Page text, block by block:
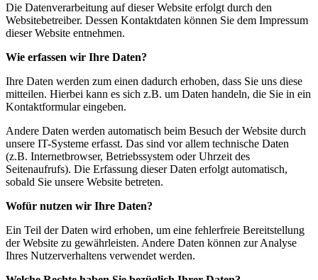
Die Datenverarbeitung auf dieser Website erfolgt durch den
Websitebetreiber. Dessen Kontaktdaten können Sie dem Impressum
dieser Website entnehmen.
Wie erfassen wir Ihre Daten?
Ihre Daten werden zum einen dadurch erhoben, dass Sie uns diese
mitteilen. Hierbei kann es sich z.B. um Daten handeln, die Sie in ein
Kontaktformular eingeben.
Andere Daten werden automatisch beim Besuch der Website durch
unsere IT-Systeme erfasst. Das sind vor allem technische Daten
(z.B. Internetbrowser, Betriebssystem oder Uhrzeit des
Seitenaufrufs). Die Erfassung dieser Daten erfolgt automatisch,
sobald Sie unsere Website betreten.
Wofür nutzen wir Ihre Daten?
Ein Teil der Daten wird erhoben, um eine fehlerfreie Bereitstellung
der Website zu gewährleisten. Andere Daten können zur Analyse
Ihres Nutzerverhaltens verwendet werden.